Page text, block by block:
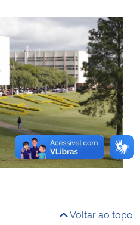
e Comunicações
Voltar ao topo